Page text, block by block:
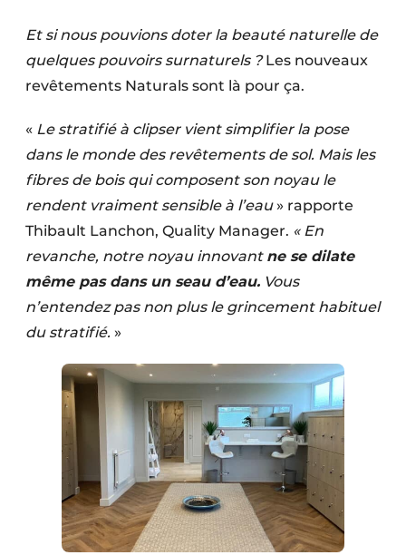
Et si nous pouvions doter la beauté naturelle de
quelques pouvoirs surnaturels ?Les nouveaux
revêtements Naturals sont là pour ça.
« Le stratifié à clipser vient simplifier la pose
dans le monde des revêtements de sol. Mais les
fibres de bois qui composent son noyau le
rendent vraiment sensible à l’eau» rapporte
Thibault Lanchon, Quality Manager. « En
revanche, notre noyau innovant ne se dilate
même pas dans un seau d’eau. Vous
n’entendez pas non plus le grincement habituel
du stratifié. »